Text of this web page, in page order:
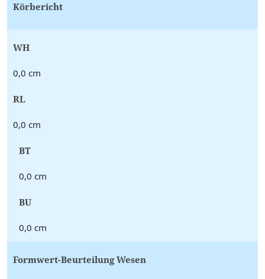
Körbericht
WH
0,0 cm
RL
0,0 cm
BT
0,0 cm
BU
0,0 cm
Formwert-Beurteilung Wesen